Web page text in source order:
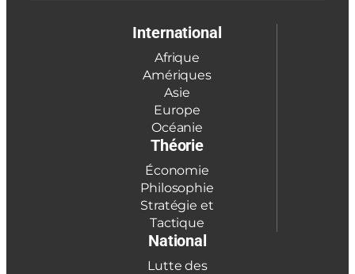
International
Afrique
Amériques
Asie
Europe
Océanie
Théorie
Économie
Philosophie
Stratégie et
Tactique
National
Lutte des